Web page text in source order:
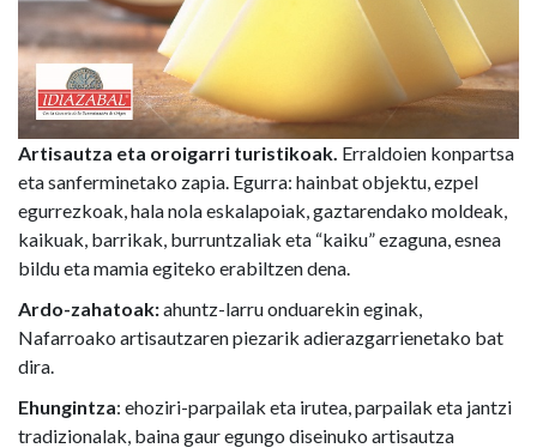
Artisautza eta oroigarri turistikoak. Erraldoien konpartsa
eta sanferminetako zapia. Egurra: hainbat objektu, ezpel
egurrezkoak, hala nola eskalapoiak, gaztarendako moldeak,
kaikuak, barrikak, burruntzaliak eta “kaiku” ezaguna, esnea
bildu eta mamia egiteko erabiltzen dena.
Ardo-zahatoak:ahuntz-larru onduarekin eginak,
Nafarroako artisautzaren piezarik adierazgarrienetako bat
dira.
Ehungintza: ehoziri-parpailak eta irutea, parpailak eta jantzi
tradizionalak, baina gaur egungo diseinuko artisautza